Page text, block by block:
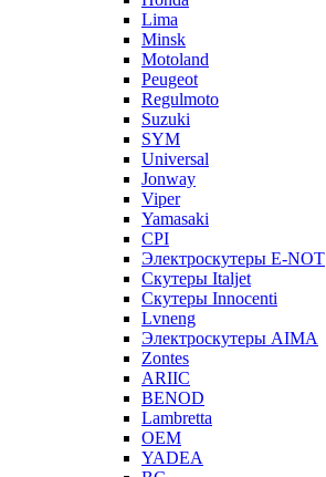
Lima
Minsk
Motoland
Peugeot
Regulmoto
Suzuki
SYM
Universal
Jonway
Viper
Yamasaki
CPI
Электроскутеры E-NOT
Скутеры Italjet
Скутеры Innocenti
Lvneng
Электроскутеры AIMA
Zontes
ARIIC
BENOD
Lambretta
OEM
YADEA